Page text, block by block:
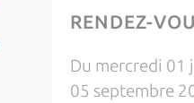
RENDEZ-
Du mercredi 01
05 septembre